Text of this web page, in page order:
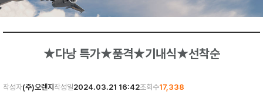
★다낭 특가★품격★기내식★선착순
작성자(주)오렌지 작성일2024.03.21 16:42조회수17,338